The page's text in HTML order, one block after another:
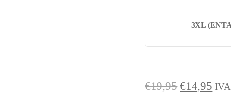
3XL
€19,95 El
€14,95 El